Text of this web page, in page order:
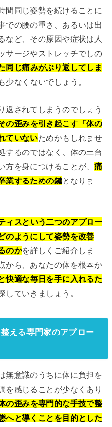
間同じ姿勢を続けることに
での腰の重さ、あるいは出
など、その原因や症状は人
サージやストレッチでしの
同じ痛みがぶり返してしま
少なくないでしょう。
返されてしまうのでしょう
の歪みを引き起こす「体の
ていないためかもしれませ
するのではなく、体の土台
方を身につけることが、 痛
業するための鍵となりま
ィスという二つのアプロー
のようにして姿勢を改善
のかを詳しくご紹介しま
から、あなたの体を根本か
快適な毎日を手に入れるた
していきましょう。
える専門家のアプロー
無意識のうちに体に負担を
を感じることが少なくあり
の歪みを専門的な手技で整
へと導くことを目的とした